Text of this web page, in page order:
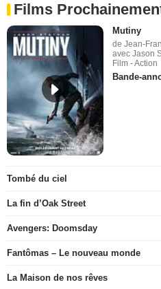
Films
Mutiny
de Jean-
avec Jason
Film - Action
Bande-
Tombé du ciel
La fin d’Oak Street
Avengers: Doomsday
Fantômas – Le nouveau monde
La Maison de nos rêves